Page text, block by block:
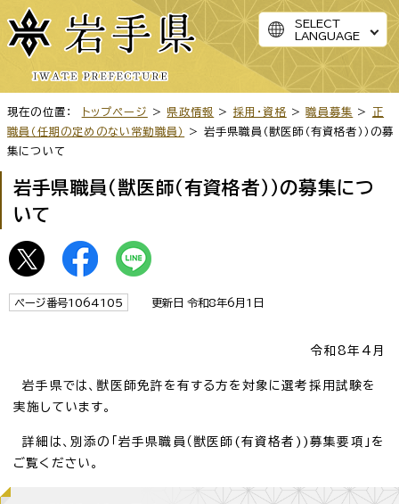
SELECT
LANGUAGE
現在の位置： トップページ > 県政情報 > 採用・資格 >職員募集 > 正
職員（任期の定めのない常勤職員）
> 岩手県職員（獣医師（有資格者））の募
集について
岩手県職員（獣医師（有資格者））の募集につ
いて
ページ番号1064105 更新日 令和8年6月1日
令和8年4月
岩手県では、獣医師免許を有する方を対象に選考採用試験を
実施しています。
詳細は、別添の「岩手県職員（獣医師(有資格者))募集要項」を
ご覧ください。